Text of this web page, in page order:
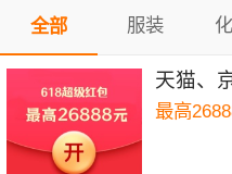
全部 服装
天猫、
最高